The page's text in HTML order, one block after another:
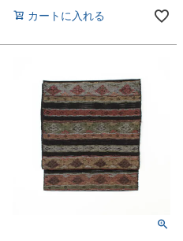
カートに入れる